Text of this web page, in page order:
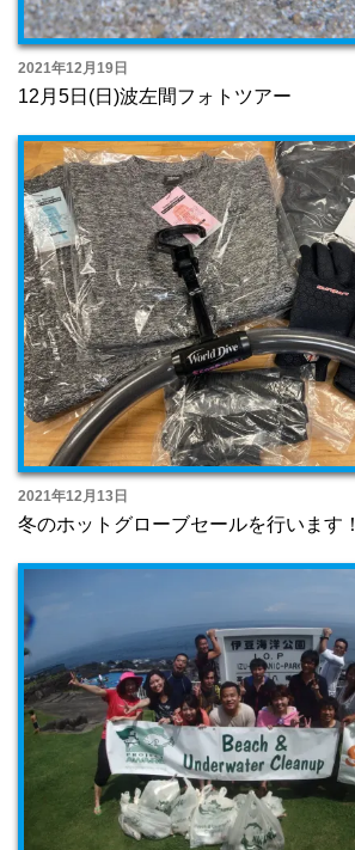
2021年12月19日
12月5日(日)波左間フォトツアー
2021年12月13日
冬のホットグローブセールを行います！